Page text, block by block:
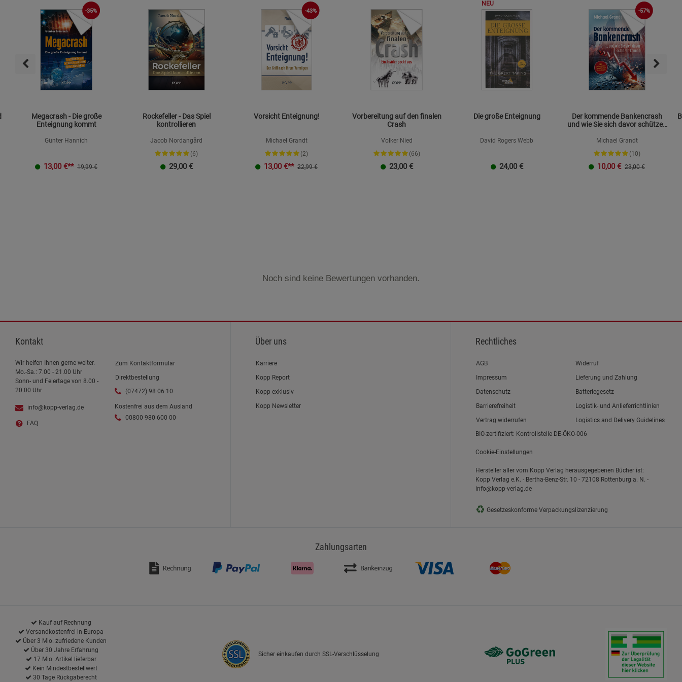
-35%
Megacrash - Die große
Enteignung kommt
Günter Hannich
13,00 €** 19,99 €
Rockefeller - Das Spiel
kontrollieren
Jacob Nordangård
(6)
29,00 €
-43%
Vorsicht Enteignung!
Michael Grandt
(2)
13,00 €** 22,99 €
Vorbereitung auf den finalen
Crash
Volker Nied
(66)
23,00 €
NEU
Die große Enteignung
David Rogers Webb
24,00 €
-57%
Der kommende Bankencrash
und wie Sie sich davor schützen
Michael Grandt
(10)
10,00 € 23,00 €
Noch sind keine Bewertungen vorhanden.
Kontakt
Wir helfen Ihnen gerne weiter.
Mo.-Sa.: 7.00 - 21.00 Uhr
Sonn- und Feiertage von 8.00 -
20.00 Uhr
info@kopp-verlag.de
FAQ
Zum Kontaktformular
Direktbestellung
(07472) 98 06 10
Kostenfrei aus dem Ausland
00800 980 600 00
Über uns
Karriere
Kopp Report
Kopp exklusiv
Kopp Newsletter
Rechtliches
Link zum/zur
AGB
Link zum/zur
Impressum
Link zum/zur
Datenschutz
Link zum/zur
Barrierefreiheit
Vertrag widerrufen
Widerruf
Lieferung und Zahlung
Batteriegesetz
Logistik- und Anlieferrichtlinien
Logistics and Delivery Guidelines
BIO-zertifiziert: Kontrollstelle DE-ÖKO-006
Cookie-Einstellungen
Hersteller aller vom Kopp Verlag herausgegebenen Bücher ist:
Kopp Verlag e.K. - Bertha-Benz-Str. 10 - 72108 Rottenburg a. N. -
info@kopp-verlag.de
♻ Gesetzeskonforme Verpackungslizenzierung
Zahlungsarten
Kauf auf Rechnung
Versandkostenfrei in Europa
Über 3 Mio. zufriedene Kunden
Über 30 Jahre Erfahrung
17 Mio. Artikel lieferbar
Kein Mindestbestellwert
30 Tage Rückgaberecht
Sicher einkaufen durch SSL-Verschlüsselung